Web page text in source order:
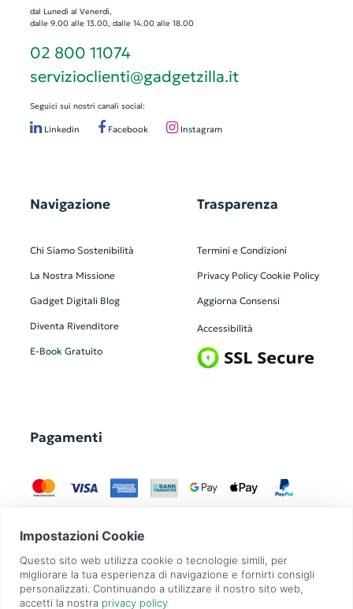
dal Lunedì al Venerdì,
dalle 9.00 alle 13.00, dalle 14.00 alle 18.00
02 800 11074
servizioclienti@gadgetzilla.it
Seguici sui nostri canali social:
Linkedin Facebook Instagram
Navigazione
Chi Siamo Sostenibilità
La Nostra Missione
Gadget Digitali Blog
Diventa Rivenditore
E-Book Gratuito
Trasparenza
Termini e Condizioni
Privacy Policy Cookie Policy
Aggiorna Consensi
Accessibilità
Pagamenti
GadgetZilla è un Brand di Overbi S.r.l.| realizzato con Contit
| © 2026 Tutti
i diritti riservati | P.IVA: 09351560967